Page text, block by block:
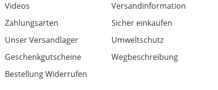
Videos
Versandinformation
Zahlungsarten
Sicher einkaufen
Unser Versandlager
Umweltschutz
Geschenkgutscheine
Wegbeschreibung
Bestellung Widerrufen